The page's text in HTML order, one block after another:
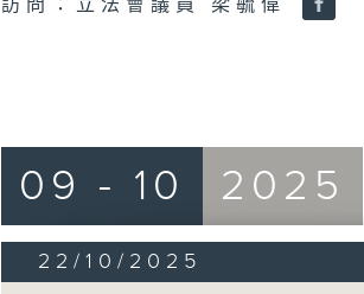
90%
訪問：立法會議員 梁毓偉
09 - 10 2025
22/10/2025